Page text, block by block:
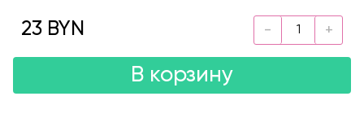
23 BYN
В корзину